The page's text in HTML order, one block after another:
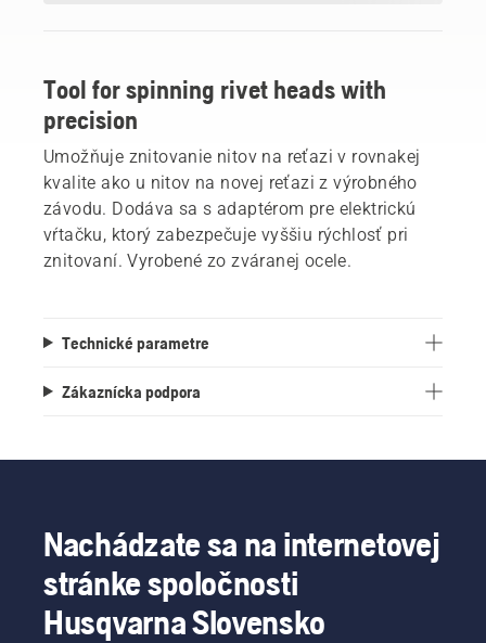
Tool for spinning rivet heads with
precision
Umožňuje znitovanie nitov na reťazi v rovnakej
kvalite ako u nitov na novej reťazi z výrobného
závodu. Dodáva sa s adaptérom pre elektrickú
vŕtačku, ktorý zabezpečuje vyššiu rýchlosť pri
znitovaní. Vyrobené zo zváranej ocele.
Technické parametre
Zákaznícka podpora
Nachádzate sa na internetovej
stránke spoločnosti
Husqvarna Slovensko